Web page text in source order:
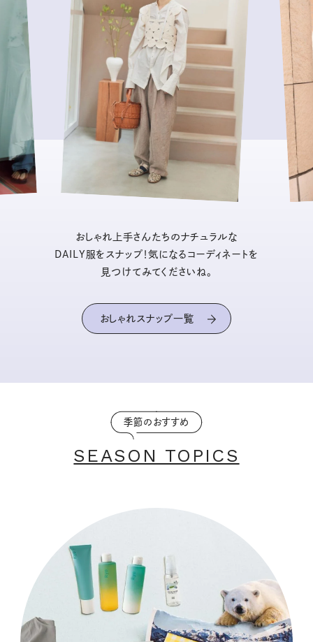
おしゃれ上手さんたちのナチュラルな
DAILY服をスナップ！気になるコーディネートを
見つけてみてくださいね。
おしゃれスナップ一覧
季節のおすすめ
SEASON TOPICS